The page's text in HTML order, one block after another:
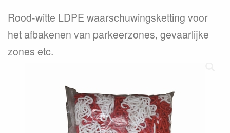
Rood-witte LDPE waarschuwingsketting voor
het afbakenen van parkeerzones, gevaarlijke
zones etc.